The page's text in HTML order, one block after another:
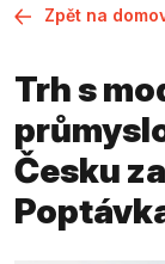
Zpět na
Trh s
Česku